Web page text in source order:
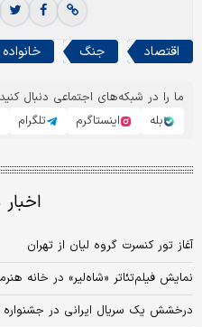
اقتصاد جنگ خانواده
ما را در شبکه‌های اجتماعی دنبال کنید
بله
اینستاگرم تلگرام
آغاز تور کنسرت گروه لیان از تهران
نمایش فیلم‌تئاتر «شاه‌لیر» در خانه
درخشش یک سریال ایرانی در جشنواره